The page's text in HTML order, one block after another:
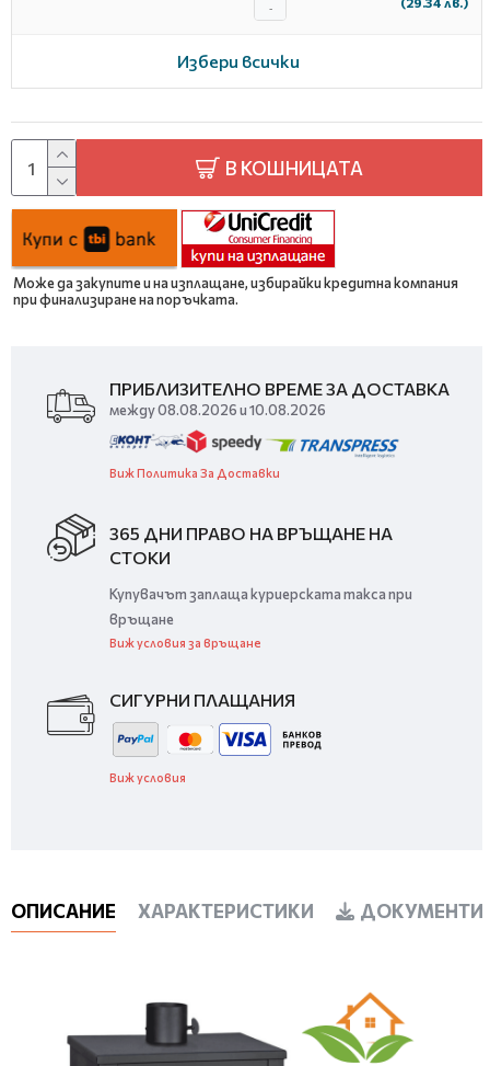
-
Избери всички
В КОШНИЦАТА
Може да закупите и на изплащане, избирайки кредитна компания
при финализиране на поръчката.
ПРИБЛИЗИТЕЛНО ВРЕМЕ ЗА ДОСТАВКА
между 08.08.2026 и 10.08.2026
Виж Политика За Доставки
365 ДНИ ПРАВО НА ВРЪЩАНЕ НА
СТОКИ
Купувачът заплаща куриерската такса при
връщане
Виж условия за връщане
СИГУРНИ ПЛАЩАНИЯ
Виж условия
ОПИСАНИЕ ХАРАКТЕРИСТИКИ ДОКУМЕНТИ